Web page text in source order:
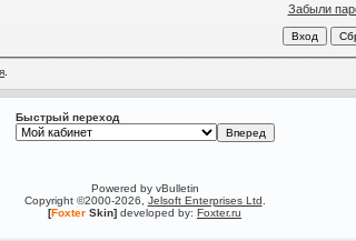
Забыли
Быстрый переход
Powered by vBulletin
Copyright ©2000-2026, Jelsoft Enterprises Ltd
[Foxter Skin] developed by: Foxter.ru